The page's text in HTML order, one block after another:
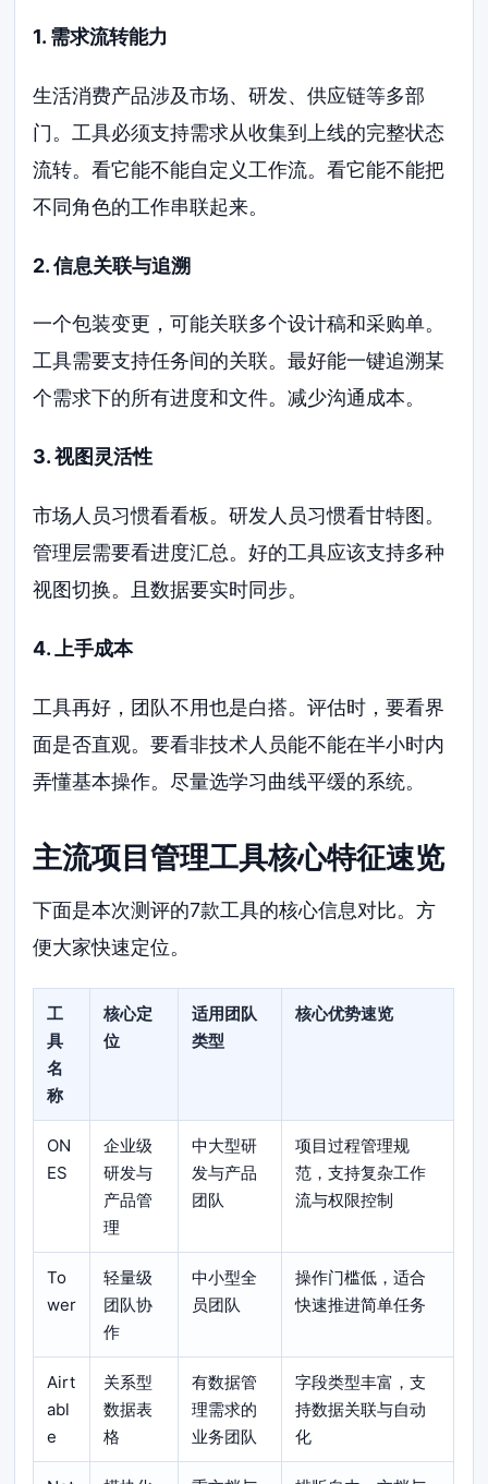
1. 需求流转能力
生活消费产品涉及市场、研发、供应链等多部
门。工具必须支持需求从收集到上线的完整状态
流转。看它能不能自定义工作流。看它能不能把
不同角色的工作串联起来。
2. 信息关联与追溯
一个包装变更，可能关联多个设计稿和采购单。
工具需要支持任务间的关联。最好能一键追溯某
个需求下的所有进度和文件。减少沟通成本。
3. 视图灵活性
市场人员习惯看看板。研发人员习惯看甘特图。
管理层需要看进度汇总。好的工具应该支持多种
视图切换。且数据要实时同步。
4. 上手成本
工具再好，团队不用也是白搭。评估时，要看界
面是否直观。要看非技术人员能不能在半小时内
弄懂基本操作。尽量选学习曲线平缓的系统。
主流项目管理工具核心特征速览
下面是本次测评的7款工具的核心信息对比。方
便大家快速定位。
工
具
名
称
核心定
位
适用团队
类型
核心优势速览
ON
ES
企业级
研发与
产品管
理
中大型研
发与产品
团队
项目过程管理规
范，支持复杂工作
流与权限控制
To
wer
轻量级
团队协
作
中小型全
员团队
操作门槛低，适合
快速推进简单任务
Airt
abl
e
关系型
数据表
格
有数据管
理需求的
业务团队
字段类型丰富，支
持数据关联与自动
化